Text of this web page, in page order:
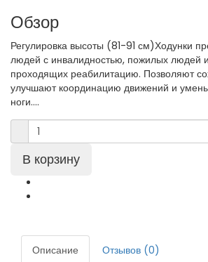
Обзор
Регулировка высоты (81-91 см)Ходунки
людей с инвалидностью, пожилых людей
проходящих реабилитацию. Позволяют
улучшают координацию движений и
ноги....
Описание Отзывов (0)